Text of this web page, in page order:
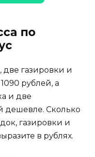
по
газировки и
рублей, а
и две
дешевле. Сколько
газировки и
в рублях.